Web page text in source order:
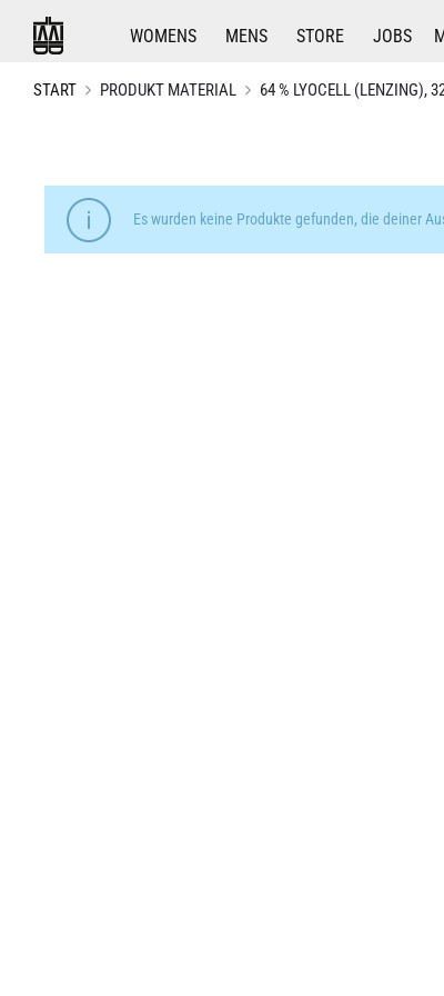
WOMENS MENS STORE JOBS
START PRODUKT MATERIAL 64 % LYOCELL (LENZING),
Es wurden keine Produkte gefunden, die deiner